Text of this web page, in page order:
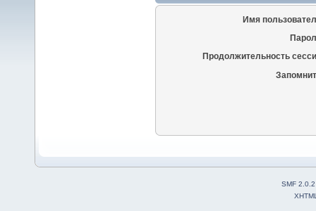
Имя
Продолжительность
SMF 2.0.2